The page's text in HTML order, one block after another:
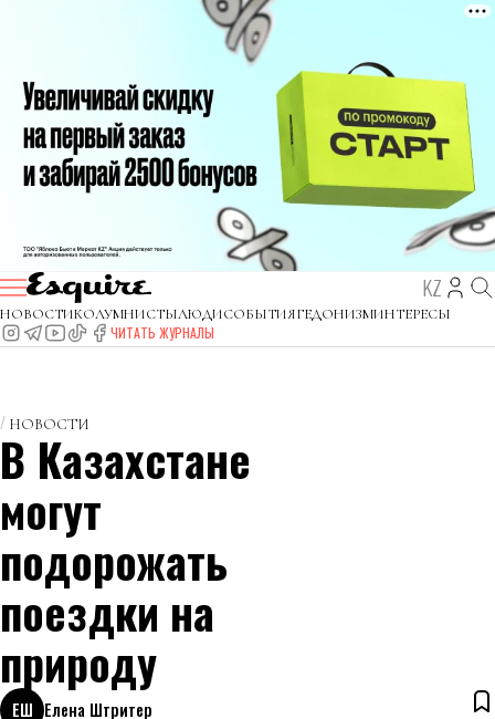
KZ
НОВОСТИКОЛУМНИСТЫЛЮДИСОБЫТИЯГЕДОНИЗМИНТЕРЕСЫ
ЧИТАТЬ ЖУРНАЛЫ
НОВОСТИ
В Казахстане
могут
подорожать
поездки на
природу
ЕШ Елена Штритер